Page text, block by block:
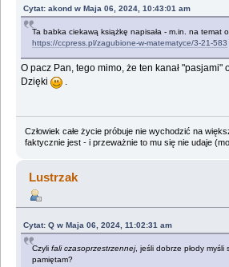
Cytat: akond w Maja 06, 2024, 10:43:01 am
Ta babka ciekawą książkę napisała - m.in. na temat
https://ccpress.pl/zagubione-w-matematyce/3-21-583
O pacz Pan, tego mimo, że ten kanał "pasjami"
Dzięki
.
Człowiek całe życie próbuje nie wychodzić na
faktycznie jest - i przeważnie to mu się nie udaje
Lustrzak
Cytat: Q w Maja 06, 2024, 11:02:31 am
Czylifali czasoprzestrzennej, jeśli dobrze płody myśli
pamiętam?